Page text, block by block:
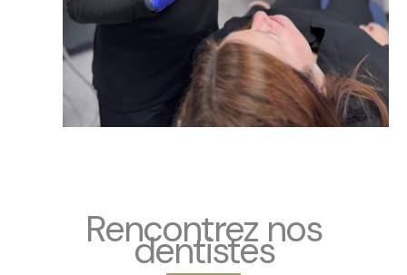
Rencontrez nos
dentistes